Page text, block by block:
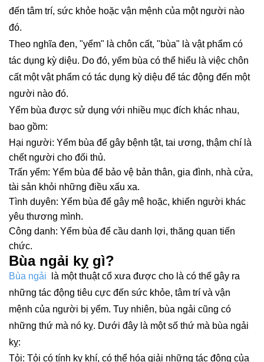
đến tâm trí, sức khỏe hoặc vận mệnh của một người nào
đó.
Theo nghĩa đen, "yểm" là chôn cất, "bùa" là vật phẩm có
tác dụng kỳ diệu. Do đó, yểm bùa có thể hiểu là việc chôn
cất một vật phẩm có tác dụng kỳ diệu để tác động đến một
người nào đó.
Yểm bùa được sử dụng với nhiều mục đích khác nhau,
bao gồm:
Hại người: Yểm bùa để gây bệnh tật, tai ương, thậm chí là
chết người cho đối thủ.
Trấn yểm: Yểm bùa để bảo vệ bản thân, gia đình, nhà cửa,
tài sản khỏi những điều xấu xa.
Tình duyên: Yểm bùa để gây mê hoặc, khiến người khác
yêu thương mình.
Công danh: Yểm bùa để cầu danh lợi, thăng quan tiến
chức.
Bùa ngải kỵ gì?
Bùa ngải
là một thuật cổ xưa được cho là có thể gây ra
những tác động tiêu cực đến sức khỏe, tâm trí và vận
mệnh của người bị yểm. Tuy nhiên, bùa ngải cũng có
những thứ mà nó kỵ. Dưới đây là một số thứ mà bùa ngải
kỵ:
Tỏi: Tỏi có tính kỵ khí, có thể hóa giải những tác động của